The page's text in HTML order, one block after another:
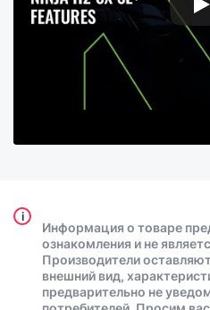
i
Информация о товаре
ознакомления и не
Производители
внешний вид,
предварительно не